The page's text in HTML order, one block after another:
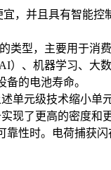
，并且具有智能控
类型，主要用于消费
）、机器学习、大
的电池寿命。
单元级技术缩小单
现了更高的密度和
性时。电荷捕获